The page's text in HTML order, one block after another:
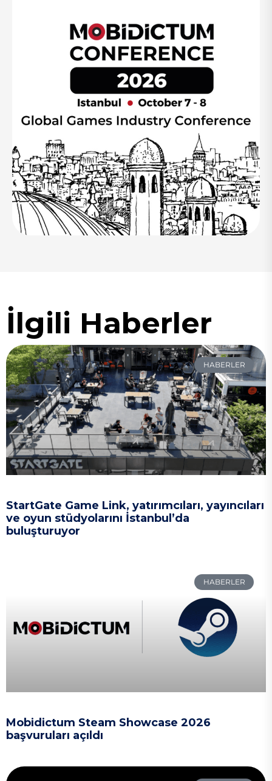
İlgili Haberler
HABERLER
StartGate Game Link, yatırımcıları, yayıncıları
ve oyun stüdyolarını İstanbul’da
buluşturuyor
HABERLER
Mobidictum Steam Showcase 2026
başvuruları açıldı